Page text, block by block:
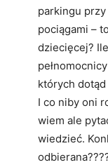
parkingu
pociągami –
dziecięcej?
których dotąd
I co niby oni
wiem ale
wiedzieć.